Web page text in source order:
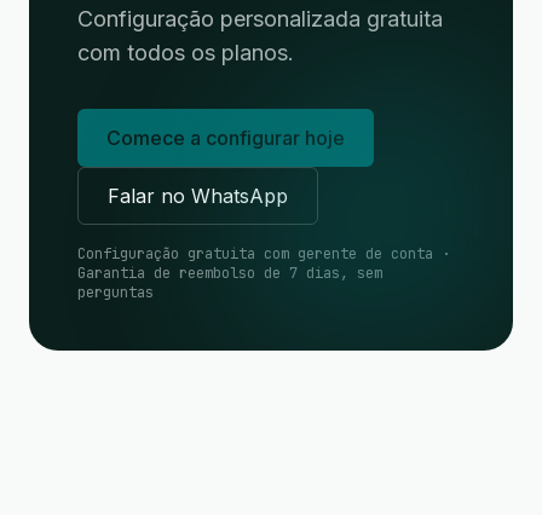
Configuração personalizada gratuita
com todos os planos.
Comece a configurar hoje
Falar no WhatsApp
Configuração gratuita com gerente de conta ·
Garantia de reembolso de 7 dias, sem
perguntas